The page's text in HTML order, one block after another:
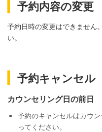
予約内容の変更
予約日時の変更はできません
い。
予約キャンセル
カウンセリング日の前日
予約のキャンセルはカウ
ってください。